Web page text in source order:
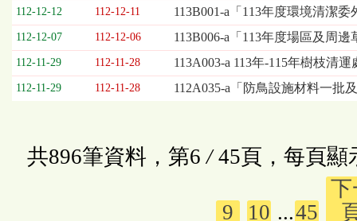
112-12-12 112-12-11 113B001-a「113年度環境清潔
112-12-07 112-12-06 113B006-a「113年度場區及周
112-11-29 112-11-28 113A003-a 113年-115年樹枝清
112-11-29 112-11-28 112A035-a「防鳥設施材料一批
共896筆資料，第6 /45頁，每頁顯
9 10 ...45
下